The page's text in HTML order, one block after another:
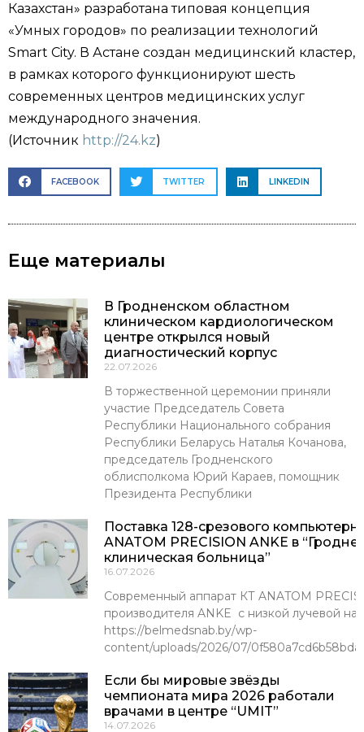
Казахстан» разработана типовая концепция
«Умных городов» по реализации технологий
Smart City. В Астане создан медицинский кластер,
в рамках которого функционируют шесть
современных центров медицинских услуг
международного значения.
(Источник http://24.kz)
FACEBOOK TWITTER LINKEDIN
Еще материалы
В Гродненском областном
клиническом кардиологическом
центре открылся новый
диагностический корпус
22.07.2026
В торжественной церемонии приняли
участие Председатель Совета
Республики Национального собрания
Республики Беларусь Наталья Кочанова,
председатель Гродненского
облисполкома Юрий Караев, помощник
Президента Республики
Поставка 128-срезового
ANATOM PRECISION ANKE в
клиническая больница”
16.07.2026
Современный аппарат КТ ANATOM
производителя ANKE с низкой лучевой
https://belmedsnab.by/wp-
content/uploads/2026/07/
Если бы мировые звёзды
чемпионата мира 2026 работали
врачами в центре “UMIT”
14.07.2026